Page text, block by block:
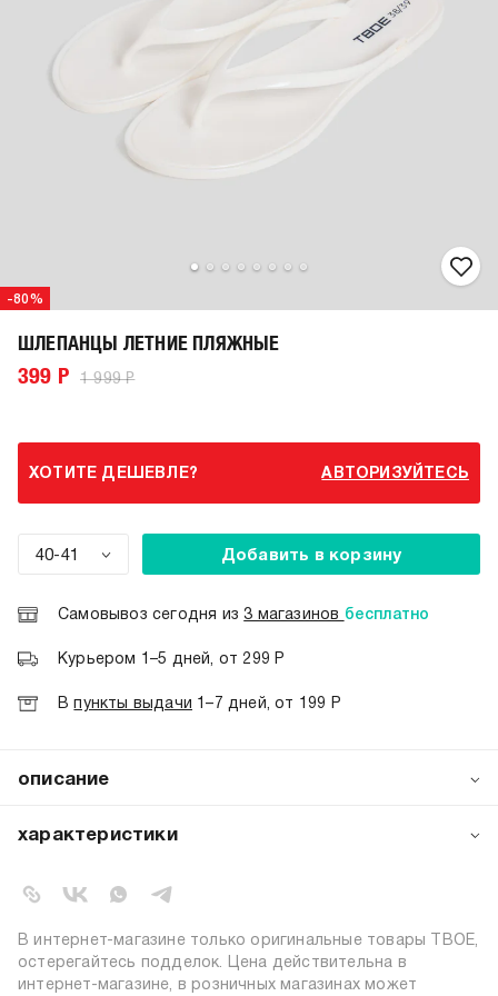
-80%
ШЛЕПАНЦЫ ЛЕТНИЕ ПЛЯЖНЫЕ
399 Р 1 999 Р
ХОТИТЕ ДЕШЕВЛЕ? АВТОРИЗУЙТЕСЬ
40-41 Добавить в корзину
Самовывоз сегодня из3 магазинов бесплатно
Курьером 1–5 дней, от 299 Р
Впункты выдачи 1–7 дней, от 199 Р
описание
модный выбор на лето. Модель через палец из мягкого
износостойкость, а продуманный дизайн обеспечивает
идеальные спутники для жарких дней.
характеристики
коллекция:
цвет:
молочный
состав:
100% поливинилхлорид
узор:
однотонный
В интернет-магазине только оригинальные товары ТВОЕ,
остерегайтесь подделок. Цена действительна в
интернет-магазине, в розничных магазинах может